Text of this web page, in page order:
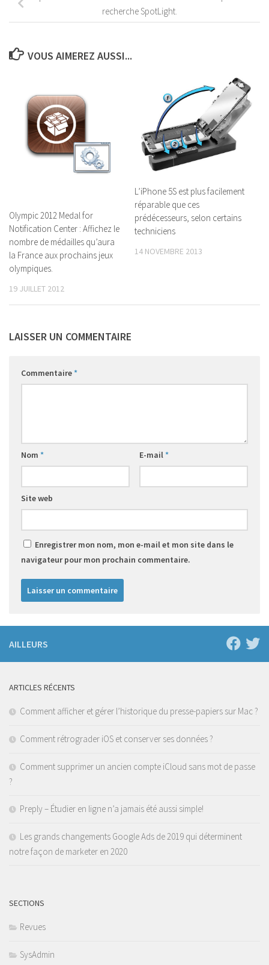
recherche SpotLight.
VOUS AIMEREZ AUSSI...
Olympic 2012 Medal for
Notification Center : Affichez le
nombre de médailles qu’aura
la France aux prochains jeux
olympiques.
19 JUILLET 2012
L’iPhone 5S est plus facilement
réparable que ces
prédécesseurs, selon certains
techniciens
14 NOVEMBRE 2013
LAISSER UN COMMENTAIRE
Commentaire*
Nom * E-mail*
Site web
Enregistrer mon nom, mon e-mail et mon site dans le
navigateur pour mon prochain commentaire.
AILLEURS
ARTICLES RÉCENTS
Comment afficher et gérer l’historique du presse-papiers sur Mac ?
Comment rétrograder iOS et conserver ses données ?
Comment supprimer un ancien compte iCloud sans mot de passe
?
Preply – Étudier en ligne n’a jamais été aussi simple!
Les grands changements Google Ads de 2019 qui déterminent
notre façon de marketer en 2020
SECTIONS
Revues
SysAdmin